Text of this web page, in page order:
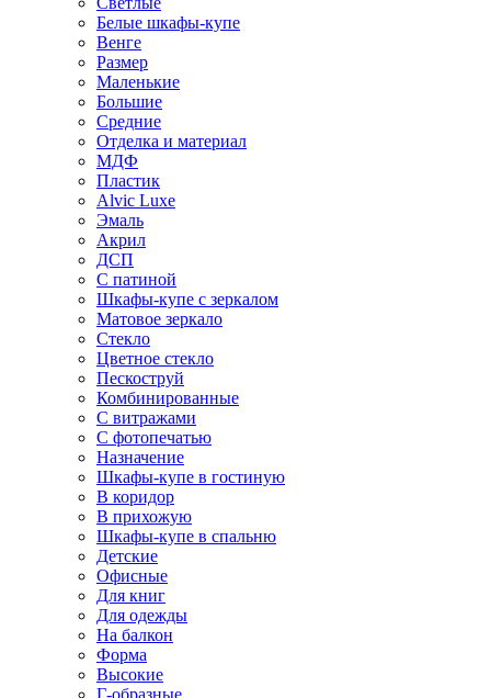
Белые шкафы-купе
Венге
Размер
Маленькие
Большие
Средние
Отделка и материал
МДФ
Пластик
Alvic Luxe
Эмаль
Акрил
ДСП
С патиной
Шкафы-купе с зеркалом
Матовое зеркало
Стекло
Цветное стекло
Пескоструй
Комбинированные
С витражами
С фотопечатью
Назначение
Шкафы-купе в гостиную
В коридор
В прихожую
Шкафы-купе в спальню
Детские
Офисные
Для книг
Для одежды
На балкон
Форма
Высокие
Г-образные